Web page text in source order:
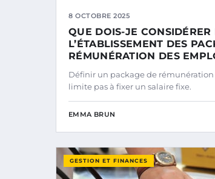
8 OCTOBRE 2025
QUE DOIS-JE CONSIDÉRER
L’ÉTABLISSEMENT DES
RÉMUNÉRATION DES
Définir un package de rémunération
limite pas à fixer un salaire fixe.
EMMA BRUN
GESTION ET FINANCES